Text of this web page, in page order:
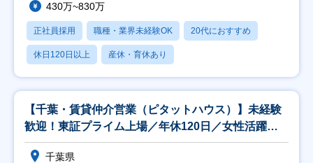
430万~830万
正社員採用 職種・業界未経験OK 20代におすすめ
休日120日以上 産休・育休あり
【千葉・賃貸仲介営業（ピタットハウス）】未経験
歓迎！東証プライム上場／年休120日／女性活躍推
進◎
千葉県